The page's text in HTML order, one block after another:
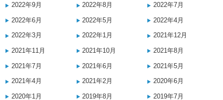
2022年9月 2022年8月 2022年7月
2022年6月 2022年5月 2022年4月
2022年3月 2022年1月 2021年12月
2021年11月 2021年10月 2021年8月
2021年7月 2021年6月 2021年5月
2021年4月 2021年2月 2020年6月
2020年1月 2019年8月 2019年7月